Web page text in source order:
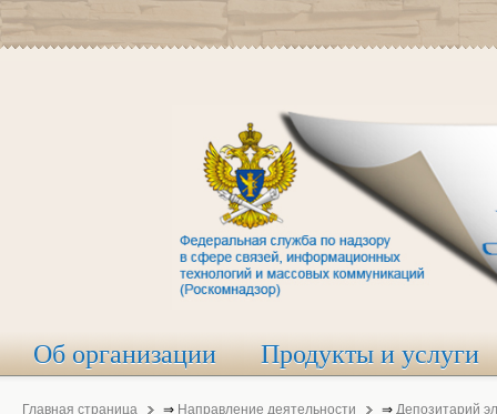
Об организации Продукты и услуги
Главная страница ⇒ Направление деятельности ⇒ Депозитарий